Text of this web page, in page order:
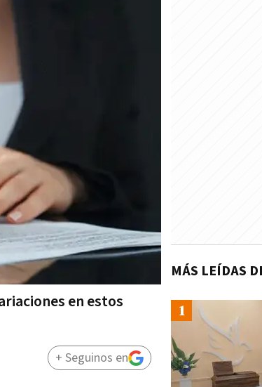
en estos
+ Seguinos en
MÁS LEÍDAS